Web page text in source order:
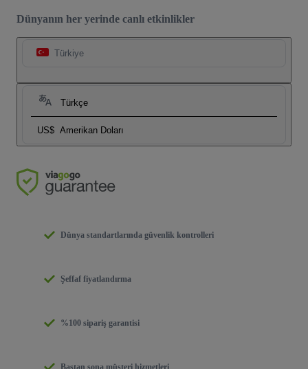
Dünyanın her yerinde canlı etkinlikler
Türkiye
Türkçe
US$ Amerikan Doları
Dünya standartlarında güvenlik kontrolleri
Şeffaf fiyatlandırma
%100 sipariş garantisi